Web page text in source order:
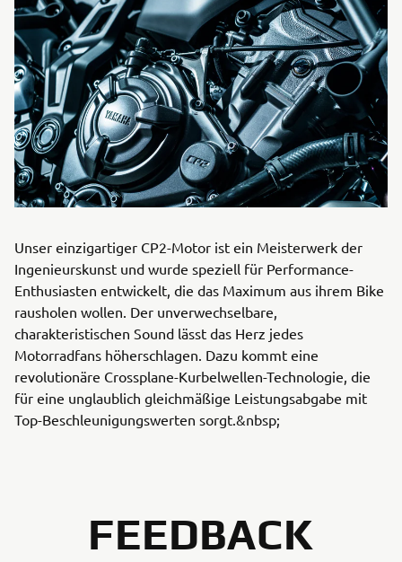
Unser einzigartiger CP2-Motor ist ein Meisterwerk der
Ingenieurskunst und wurde speziell für Performance-
Enthusiasten entwickelt, die das Maximum aus ihrem Bike
rausholen wollen. Der unverwechselbare,
charakteristischen Sound lässt das Herz jedes
Motorradfans höherschlagen. Dazu kommt eine
revolutionäre Crossplane-Kurbelwellen-Technologie, die
für eine unglaublich gleichmäßige Leistungsabgabe mit
Top-Beschleunigungswerten sorgt.&nbsp;
FEEDBACK